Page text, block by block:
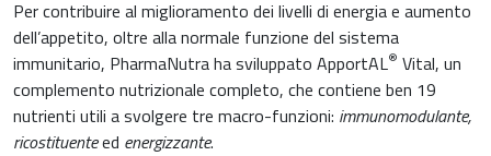
Per contribuire al miglioramento dei livelli di energia e aumento
dell’appetito, oltre alla normale funzione del sistema
immunitario, PharmaNutra ha sviluppato ApportAL® Vital, un
complemento nutrizionale completo, che contiene ben 19
nutrienti utili a svolgere tre macro-funzioni: immunomodulante,
ricostituenteed energizzante.